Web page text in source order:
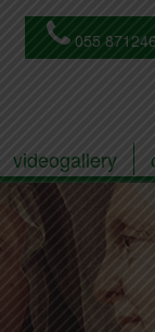
055
videogallery